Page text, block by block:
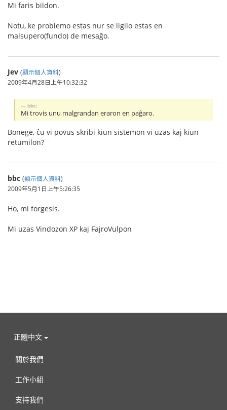
Mi faris bildon.
Notu, ke problemo estas nur se ligilo estas en
malsupero(fundo) de mesaĝo.
Jev (顯示個人資料)
2009年4月28日上午10:32:32
bbc:
Mi trovis unu malgrandan eraron en paĝaro.
Bonege, ĉu vi povus skribi kiun sistemon vi uzas kaj kiun
retumilon?
bbc (顯示個人資料)
2009年5月1日上午5:26:35
Ho, mi forgesis.
Mi uzas Vindozon XP kaj FajroVulpon
正體中文
關於我們
工作小組
支持我們